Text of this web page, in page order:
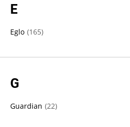
E
Eglo (165)
G
Guardian (22)